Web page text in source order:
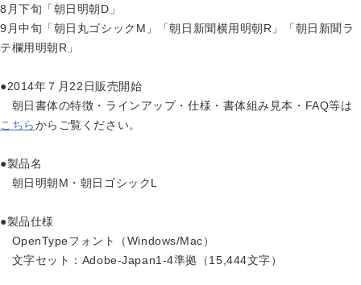
8月下旬「朝日明朝D」
9月中旬「朝日丸ゴシックM」「朝日新聞横用明朝R」「朝日新聞ラ
テ欄用明朝R」
●2014年７月22日販売開始
朝日書体の特徴・ラインアップ・仕様・書体組み見本・FAQ等は
こちらからご覧ください。
●製品名
朝日明朝M・朝日ゴシックL
●製品仕様
OpenTypeフォント（Windows/Mac）
文字セット：Adobe-Japan1-4準拠（15,444文字）